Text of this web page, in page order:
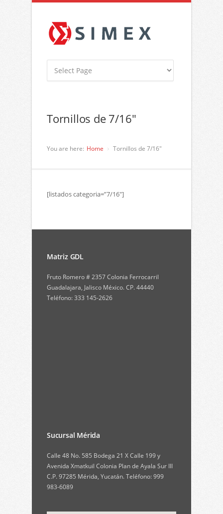
Tornillos de 7/16″
You are here: Home Tornillos de 7/16″
[listados categoria=”7/16″]
Matriz GDL
Fruto Romero # 2357 Colonia Ferrocarril
Guadalajara, Jalisco México. CP. 44440
Teléfono: 333 145-2626
Sucursal Mérida
Calle 48 No. 585 Bodega 21 X Calle 199 y
Avenida Xmatkuil Colonia Plan de Ayala Sur III
C.P. 97285 Mérida, Yucatán. Teléfono: 999
983-6089